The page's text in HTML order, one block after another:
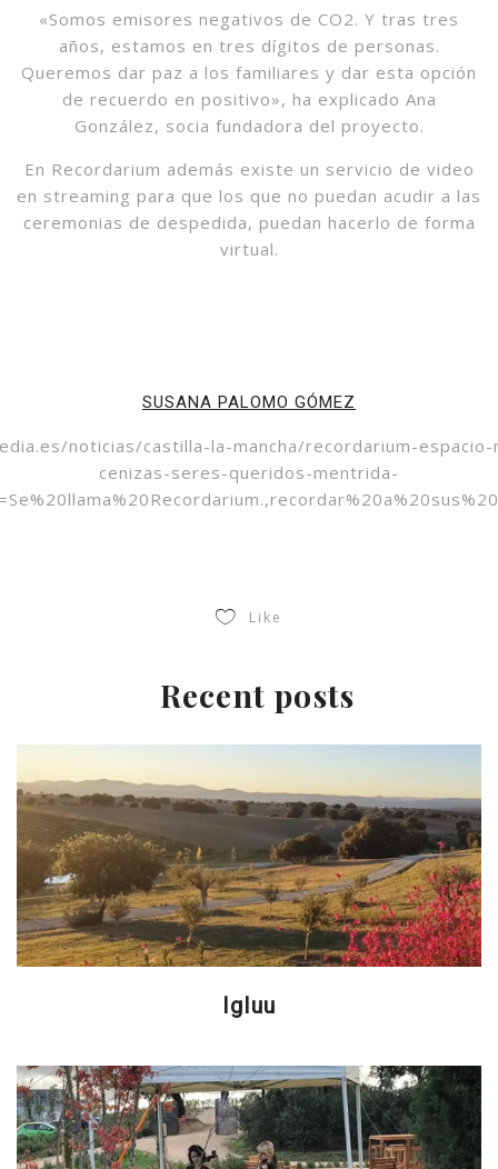
«Somos emisores negativos de CO2. Y tras tres
años, estamos en tres dígitos de personas.
Queremos dar paz a los familiares y dar esta opción
de recuerdo en positivo», ha explicado Ana
González, socia fundadora del proyecto.
En Recordarium además existe un servicio de video
en streaming para que los que no puedan acudir a las
ceremonias de despedida, puedan hacerlo de forma
virtual.
SUSANA PALOMO GÓMEZ
noticias/castilla-la-mancha/recordarium-
cenizas-seres-queridos-mentrida-
Like
Recent posts
Igluu